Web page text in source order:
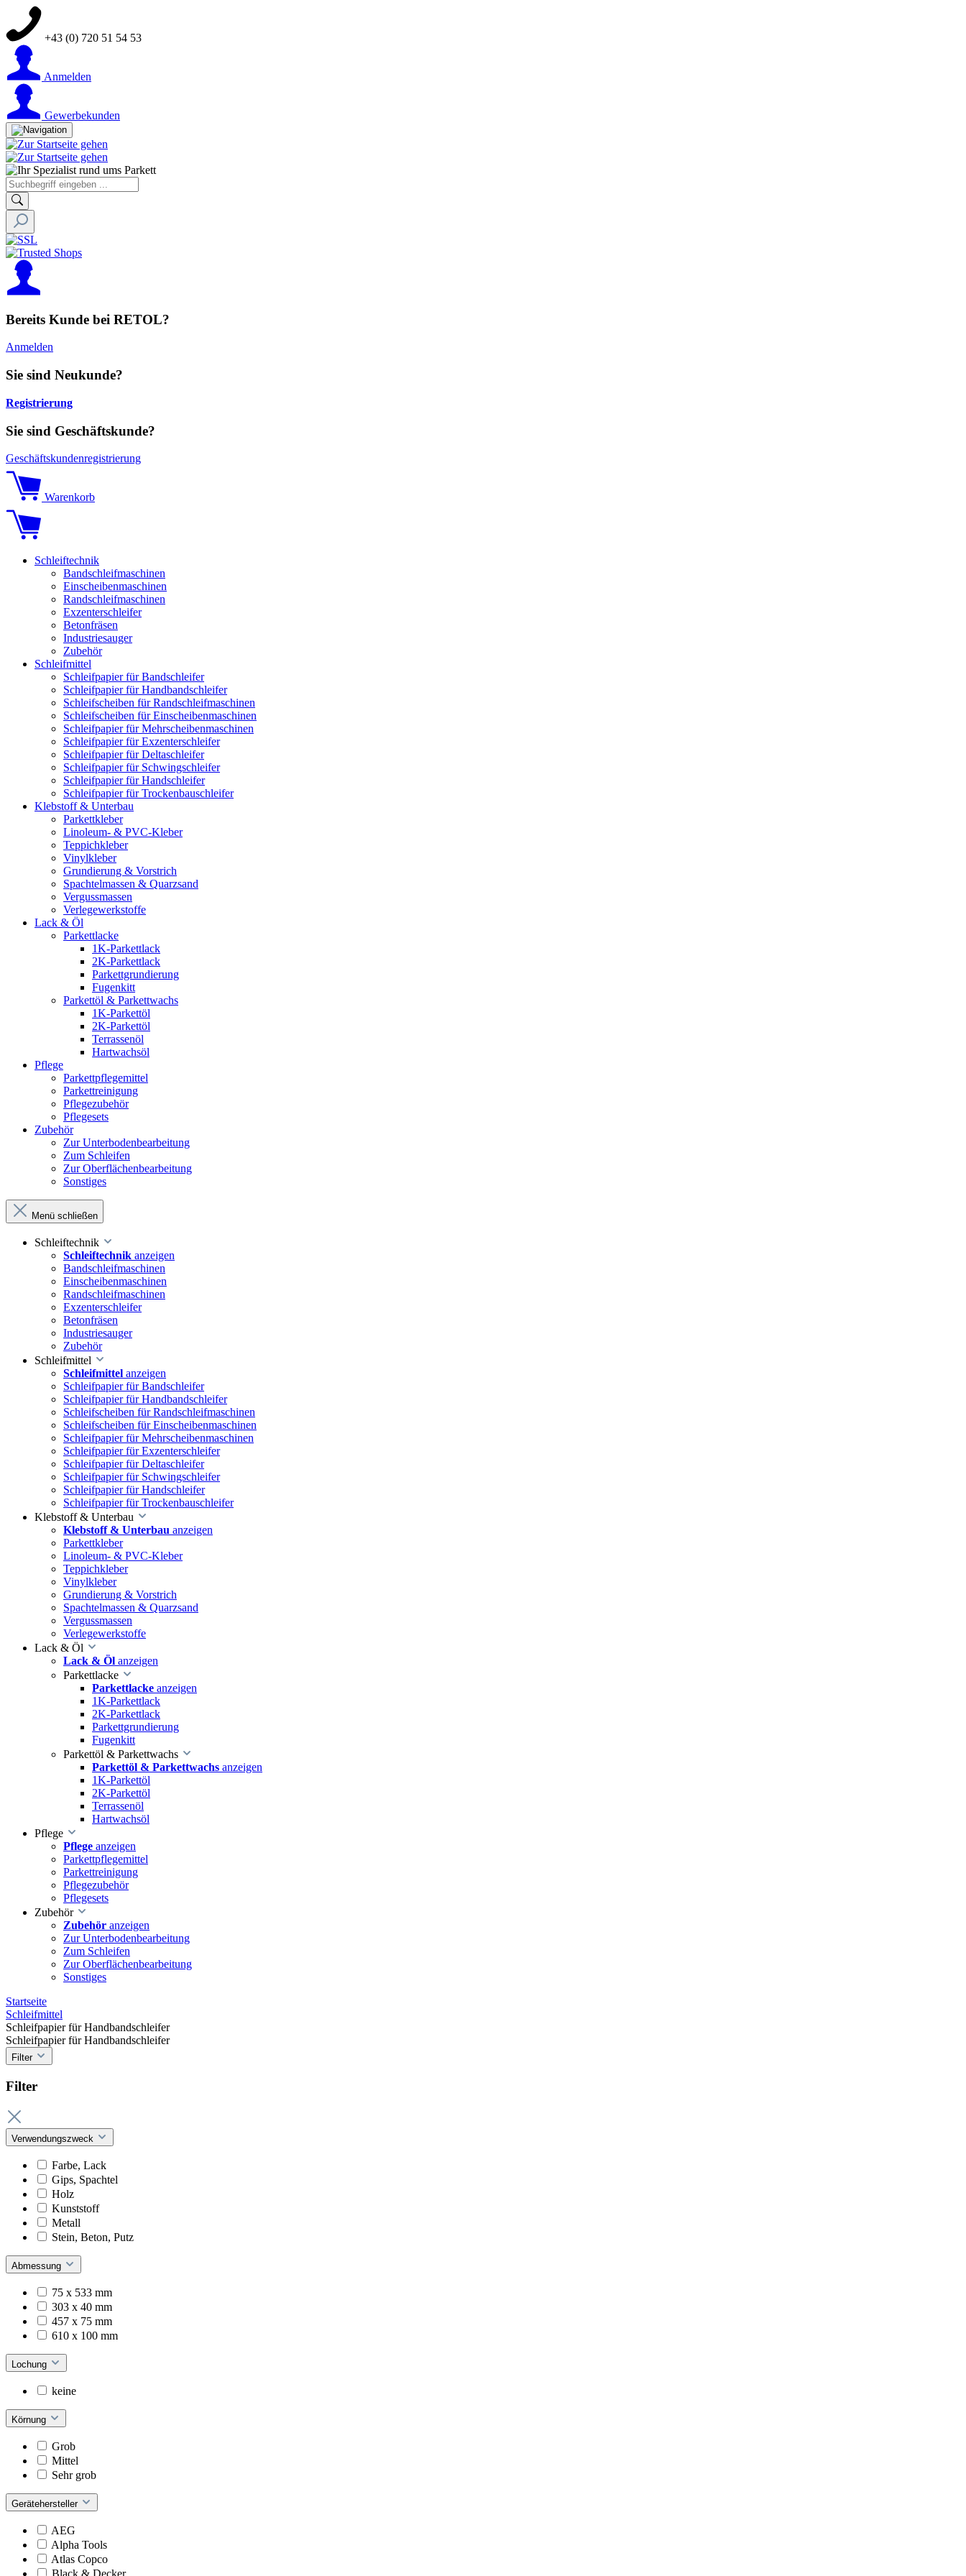
+43 (0) 720 51 54 53
Anmelden
Gewerbekunden
Bereits Kunde bei RETOL?
Anmelden
Sie sind Neukunde?
Registrierung
Sie sind Geschäftskunde?
Geschäftskundenregistrierung
Warenkorb
Schleiftechnik
Bandschleifmaschinen
Einscheibenmaschinen
Randschleifmaschinen
Exzenterschleifer
Betonfräsen
Industriesauger
Zubehör
Schleifmittel
Schleifpapier für Bandschleifer
Schleifpapier für Handbandschleifer
Schleifscheiben für Randschleifmaschinen
Schleifscheiben für Einscheibenmaschinen
Schleifpapier für Mehrscheibenmaschinen
Schleifpapier für Exzenterschleifer
Schleifpapier für Deltaschleifer
Schleifpapier für Schwingschleifer
Schleifpapier für Handschleifer
Schleifpapier für Trockenbauschleifer
Klebstoff & Unterbau
Parkettkleber
Linoleum- & PVC-Kleber
Teppichkleber
Vinylkleber
Grundierung & Vorstrich
Spachtelmassen & Quarzsand
Vergussmassen
Verlegewerkstoffe
Lack & Öl
Parkettlacke
1K-Parkettlack
2K-Parkettlack
Parkettgrundierung
Fugenkitt
Parkettöl & Parkettwachs
1K-Parkettöl
2K-Parkettöl
Terrassenöl
Hartwachsöl
Pflege
Parkettpflegemittel
Parkettreinigung
Pflegezubehör
Pflegesets
Zubehör
Zur Unterbodenbearbeitung
Zum Schleifen
Zur Oberflächenbearbeitung
Sonstiges
Menü schließen
Schleiftechnik
Schleiftechnik anzeigen
Bandschleifmaschinen
Einscheibenmaschinen
Randschleifmaschinen
Exzenterschleifer
Betonfräsen
Industriesauger
Zubehör
Schleifmittel
Schleifmittel anzeigen
Schleifpapier für Bandschleifer
Schleifpapier für Handbandschleifer
Schleifscheiben für Randschleifmaschinen
Schleifscheiben für Einscheibenmaschinen
Schleifpapier für Mehrscheibenmaschinen
Schleifpapier für Exzenterschleifer
Schleifpapier für Deltaschleifer
Schleifpapier für Schwingschleifer
Schleifpapier für Handschleifer
Schleifpapier für Trockenbauschleifer
Klebstoff & Unterbau
Klebstoff & Unterbau anzeigen
Parkettkleber
Linoleum- & PVC-Kleber
Teppichkleber
Vinylkleber
Grundierung & Vorstrich
Spachtelmassen & Quarzsand
Vergussmassen
Verlegewerkstoffe
Lack & Öl
Lack & Öl anzeigen
Parkettlacke
Parkettlacke anzeigen
1K-Parkettlack
2K-Parkettlack
Parkettgrundierung
Fugenkitt
Parkettöl & Parkettwachs
Parkettöl & Parkettwachs anzeigen
1K-Parkettöl
2K-Parkettöl
Terrassenöl
Hartwachsöl
Pflege
Pflege anzeigen
Parkettpflegemittel
Parkettreinigung
Pflegezubehör
Pflegesets
Zubehör
Zubehör anzeigen
Zur Unterbodenbearbeitung
Zum Schleifen
Zur Oberflächenbearbeitung
Sonstiges
Startseite
Schleifmittel
Schleifpapier für Handbandschleifer
Schleifpapier für Handbandschleifer
Filter
Filter
Verwendungszweck
Farbe, Lack
Gips, Spachtel
Holz
Kunststoff
Metall
Stein, Beton, Putz
Abmessung
75 x 533 mm
303 x 40 mm
457 x 75 mm
610 x 100 mm
Lochung
keine
Körnung
Grob
Mittel
Sehr grob
Gerätehersteller
AEG
Alpha Tools
Atlas Copco
Black & Decker